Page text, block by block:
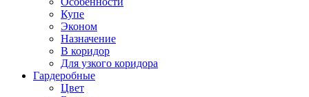
Купе
Эконом
Назначение
В коридор
Для узкого коридора
Гардеробные
Цвет